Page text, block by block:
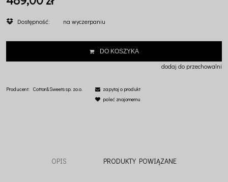
Dostępność: na wyczerpaniu
DO KOSZYKA
dodaj do przechowalni
Producent: Cotton&Sweets sp. zo.o.
zapytaj o produkt
poleć znajomemu
OPIS PRODUKTY POWIĄZANE